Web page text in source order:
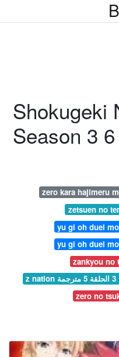
Shokugeki